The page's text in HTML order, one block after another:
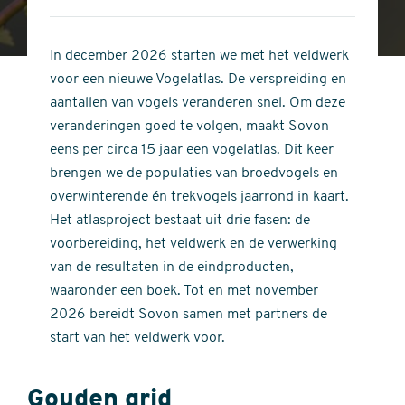
stars
of
stars
In december 2026 starten we met het veldwerk
voor een nieuwe Vogelatlas. De verspreiding en
aantallen van vogels veranderen snel. Om deze
veranderingen goed te volgen, maakt Sovon
eens per circa 15 jaar een vogelatlas. Dit keer
brengen we de populaties van broedvogels en
overwinterende én trekvogels jaarrond in kaart.
Het atlasproject bestaat uit drie fasen: de
voorbereiding, het veldwerk en de verwerking
van de resultaten in de eindproducten,
waaronder een boek. Tot en met november
2026 bereidt Sovon samen met partners de
start van het veldwerk voor.